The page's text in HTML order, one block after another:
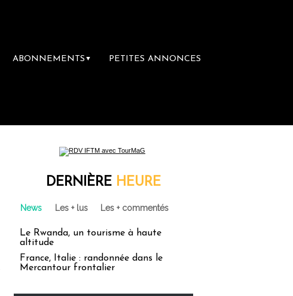
ABONNEMENTS ▼ PETITES ANNONCES
DERNIÈRE HEURE
News Les + lus Les + commentés
Le Rwanda, un tourisme à haute
altitude
France, Italie : randonnée dans le
Mercantour frontalier